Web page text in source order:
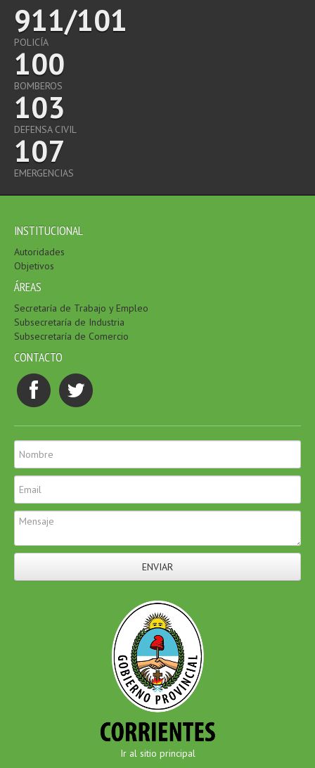
911/101
POLICÍA
100
BOMBEROS
103
DEFENSA CIVIL
107
EMERGENCIAS
INSTITUCIONAL
Autoridades
Objetivos
ÁREAS
Secretaría de Trabajo y Empleo
Subsecretaría de Industria
Subsecretaría de Comercio
CONTACTO
ENVIAR
Ir al sitio principal